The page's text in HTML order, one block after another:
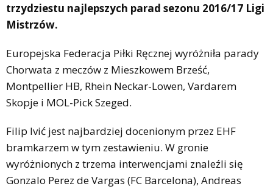
trzydziestu najlepszych parad sezonu 2016/17 Ligi
Mistrzów.
Europejska Federacja Piłki Ręcznej wyróżniła parady
Chorwata z meczów z Mieszkowem Brześć,
Montpellier HB, Rhein Neckar-Lowen, Vardarem
Skopje i MOL-Pick Szeged.
Filip Ivić jest najbardziej docenionym przez EHF
bramkarzem w tym zestawieniu. W gronie
wyróżnionych z trzema interwencjami znaleźli się
Gonzalo Perez de Vargas (FC Barcelona), Andreas